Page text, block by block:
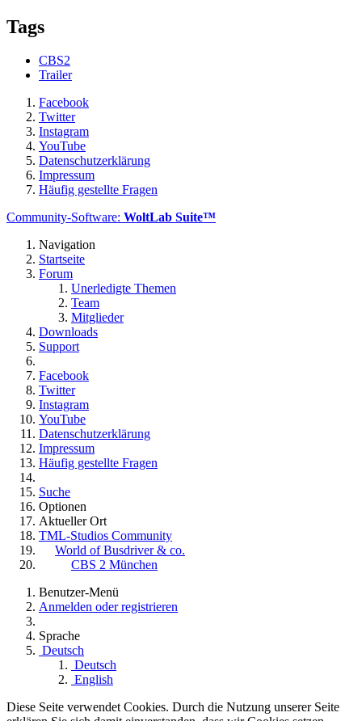
Tags
CBS2
Trailer
Facebook
Twitter
Instagram
YouTube
Datenschutzerklärung
Impressum
Häufig gestellte Fragen
Community-Software: WoltLab Suite™
Navigation
Startseite
Forum
Unerledigte Themen
Team
Mitglieder
Downloads
Support
Facebook
Twitter
Instagram
YouTube
Datenschutzerklärung
Impressum
Häufig gestellte Fragen
Suche
Optionen
Aktueller Ort
TML-Studios Community
World of Busdriver & co.
CBS 2 München
Benutzer-Menü
Anmelden oder registrieren
Sprache
Deutsch
Deutsch
English
Diese Seite verwendet Cookies. Durch die Nutzung unserer Seite